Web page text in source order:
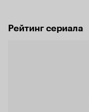
Рейтинг сериала